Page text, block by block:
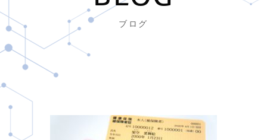
ブログ